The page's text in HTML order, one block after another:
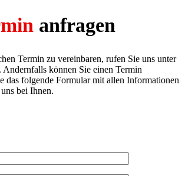
anfragen
Termin zu vereinbaren, rufen Sie uns unter
Andernfalls können Sie einen Termin
das folgende Formular mit allen Informationen
bei Ihnen.